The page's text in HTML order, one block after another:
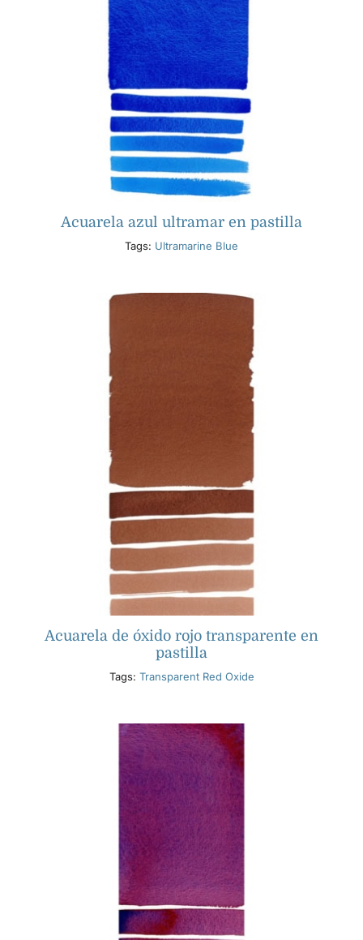
Acuarela azul ultramar en pastilla
Tags: Ultramarine Blue
Acuarela de óxido rojo transparente en
pastilla
Tags: Transparent Red Oxide